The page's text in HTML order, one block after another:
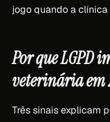
jogo quando a
Por que LGPD
veterinária em
Três sinais explicam